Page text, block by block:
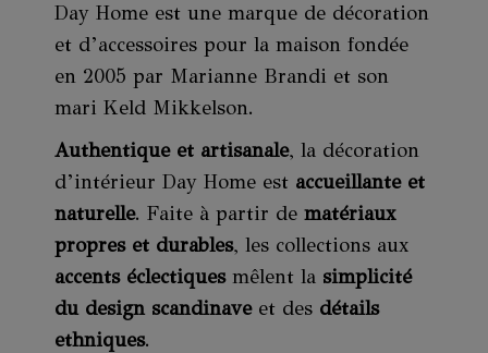
Day Home est une marque de décoration
et d’accessoires pour la maison fondée
en 2005 par Marianne Brandi et son
mari Keld Mikkelson.
Authentique et artisanale, la décoration
d’intérieur Day Home est accueillante et
naturelle. Faite à partir dematériaux
propres et durables, les collections aux
accents éclectiquesmêlent la simplicité
du design scandinaveet des détails
ethniques.